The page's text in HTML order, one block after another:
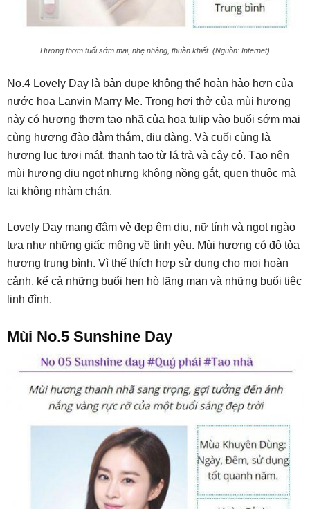
Hương thơm tuổi sớm mai, nhẹ nhàng, thuần khiết. (Nguồn: Internet)
No.4 Lovely Day là bản dupe không thể hoàn hảo hơn của
nước hoa Lanvin Marry Me. Trong hơi thở của mùi hương
này có hương thơm tao nhã của hoa tulip vào buổi sớm mai
cùng hương đào đằm thắm, dịu dàng. Và cuối cùng là
hương lục tươi mát, thanh tao từ lá trà và cây cỏ. Tạo nên
mùi hương dịu ngọt nhưng không nồng gắt, quen thuộc mà
lại không nhàm chán.
Lovely Day mang đậm vẻ đẹp êm dịu, nữ tính và ngọt ngào
tựa như những giấc mộng về tình yêu. Mùi hương có độ tỏa
hương trung bình. Vì thế thích hợp sử dụng cho mọi hoàn
cảnh, kể cả những buổi hẹn hò lãng mạn và những buổi tiệc
linh đình.
Mùi No.5 Sunshine Day